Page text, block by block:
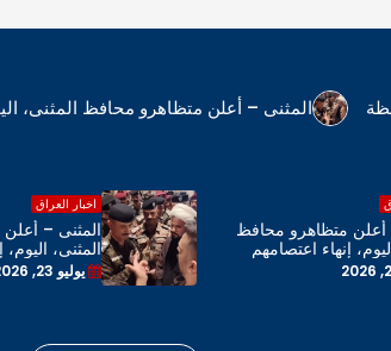
المثنى – أعلن متظاهرو محافظ المثنى،
اخبار العراق
المثنى –
المثنى،
بحضور رئيس
يوليو 23, 2026
أعلن متظاهرو محافظ
إنهاء اعتصامهم
مجلس المحافظة